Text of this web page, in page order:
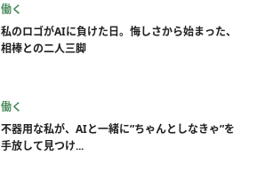
働く
私のロゴがAIに負けた日。悔しさから始まった、
相棒との二人三脚
働く
不器用な私が、AIと一緒に”ちゃんとしなきゃ”を
手放して見つけ...